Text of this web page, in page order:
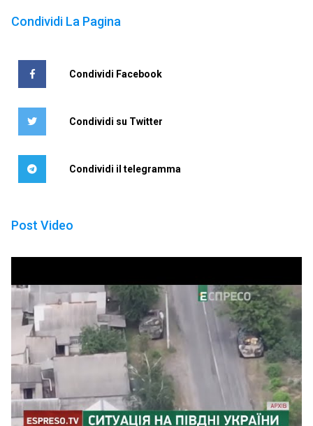
Condividi La Pagina
Condividi Facebook
Condividi su Twitter
Condividi il telegramma
Post Video